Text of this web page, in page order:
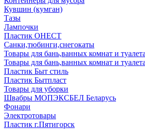
Кувшин (кумган)
Тазы
Лампочки
Пластик ОНЕСТ
Санки,тюбинги,снегокаты
Товары для бань,ванных комнат и туалета
Товары для бань,ванных комнат и
Пластик Быт стиль
Пластик Бытпласт
Товары для уборки
Швабры МОПЭКСБЕЛ Беларусь
Фонари
Электротовары
Пластик г.Пятигорск